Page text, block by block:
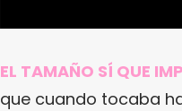
EL TAMAÑO SÍ QUE
que cuando tocaba